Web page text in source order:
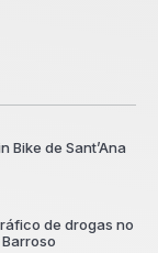
Bike de Sant’Ana
de drogas no